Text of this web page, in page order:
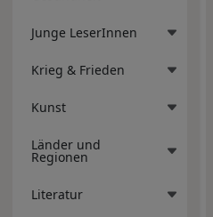
Junge LeserInnen
Krieg & Frieden
Kunst
Länder und
Regionen
Literatur